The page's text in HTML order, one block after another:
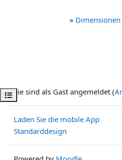
Kursindex öffnen
» Dimensionen
Sie sind als Gast angemeldet (
Laden Sie die mobile App
Standarddesign